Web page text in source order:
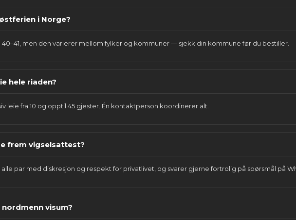
i Norge?
40–41, men den varierer mellom fylker og kommuner — sjekk din kommune før du bestiller.
hele riaden?
leie fra 10 og opptil 45 gjester. Én kontaktperson koordinerer alt.
frem vigselsattest?
par med diskresjon og respekt for privatlivet, og svarer gjerne fortrolig på spørsmål på
visum?